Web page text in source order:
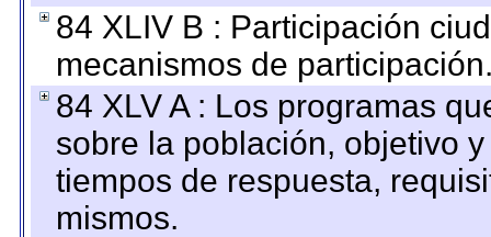
84 XLIV B : Participación
mecanismos de
84 XLV A : Los programas
sobre la población, objetivo
tiempos de respuesta,
mismos.